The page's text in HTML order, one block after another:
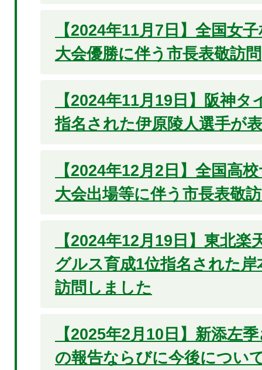
【2024年11月7日】全国女
大会優勝に伴う市長表敬訪問
【2024年11月19日】阪神
指名された伊原陵人選手が
【2024年12月2日】全国高
大会出場等に伴う市長表敬
【2024年12月19日】東北
グルス育成1位指名された
訪問しました
【2025年2月10日】新添左
の報告ならびに今後につい